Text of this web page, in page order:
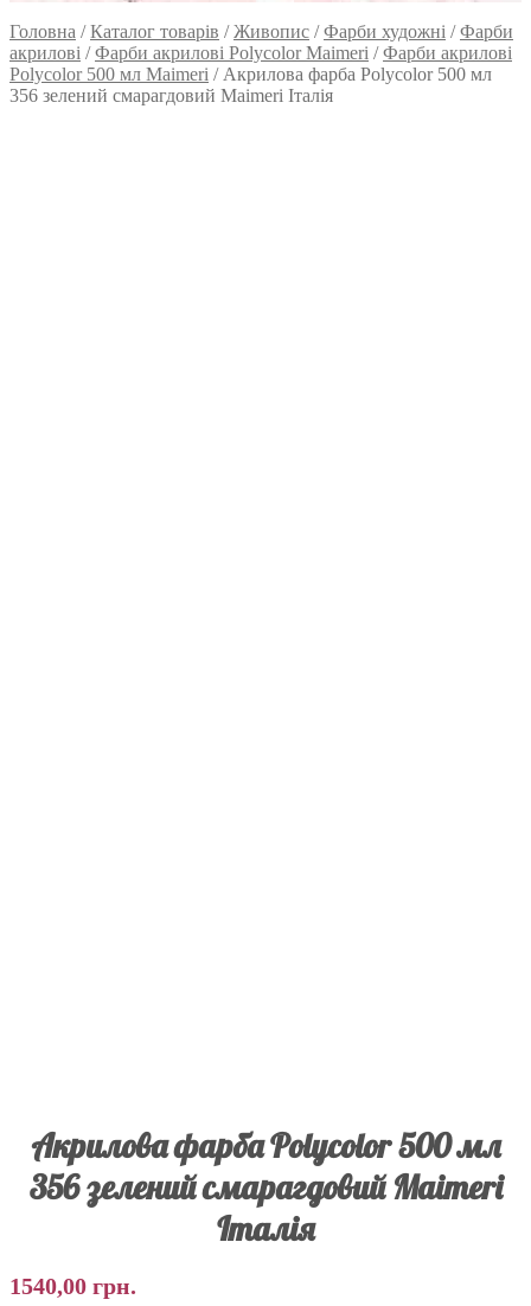
Головна /Каталог товарів /Живопис /Фарби художні /Фарби
акрилові /Фарби акрилові Polycolor Maimeri /Фарби акрилові
Polycolor 500 мл Maimeri / Акрилова фарба Polycolor 500 мл
356 зелений смарагдовий Maimeri Італія
Акрилова фарба Polycolor 500 мл
356 зелений смарагдовий Maimeri
Італія
1540,00 грн.